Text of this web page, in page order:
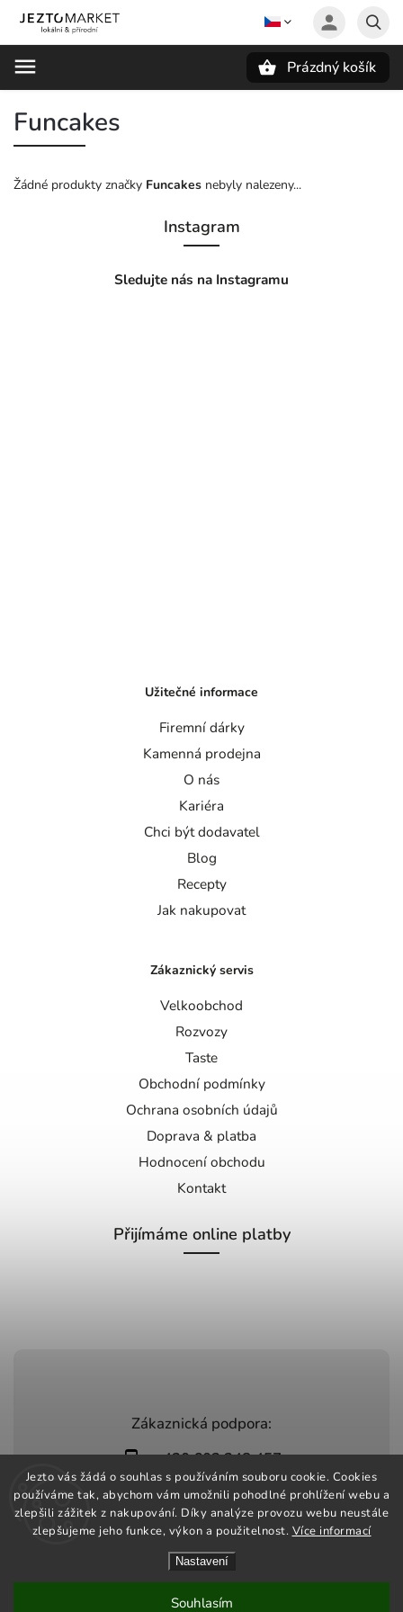
Jezto vás žádá o souhlas s používáním souboru cookie. Cookies
používáme tak, abychom vám umožnili pohodlné prohlížení webu a
zlepšili zážitek z nakupování. Díky analýze provozu webu neustále
zlepšujeme jeho funkce, výkon a použitelnost. Více informací
Nastavení
Souhlasím
Prázdný košík
Funcakes
Žádné produkty značky Funcakes nebyly nalezeny...
Zákaznická podpora:
+420 603 248 457
info@jeztomarket.cz
Instagram
Sledujte nás na Instagramu
Užitečné informace
Firemní dárky
Kamenná prodejna
O nás
Kariéra
Chci být dodavatel
Blog
Recepty
Jak nakupovat
Zákaznický servis
Velkoobchod
Rozvozy
Taste
Obchodní podmínky
Ochrana osobních údajů
Doprava & platba
Hodnocení obchodu
Kontakt
Přijímáme online platby
Shoptet | Design